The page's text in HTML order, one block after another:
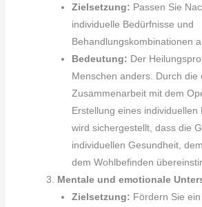
Zielsetzung: Passen Sie
individuelle Bedürfnisse und
Behandlungskombinationen
Bedeutung: Der
Menschen anders. Durch die
Zusammenarbeit mit dem
Erstellung eines individuellen
wird sichergestellt, dass die
individuellen Gesundheit,
dem Wohlbefinden
Mentale und emotionale
Zielsetzung: Fördern Sie